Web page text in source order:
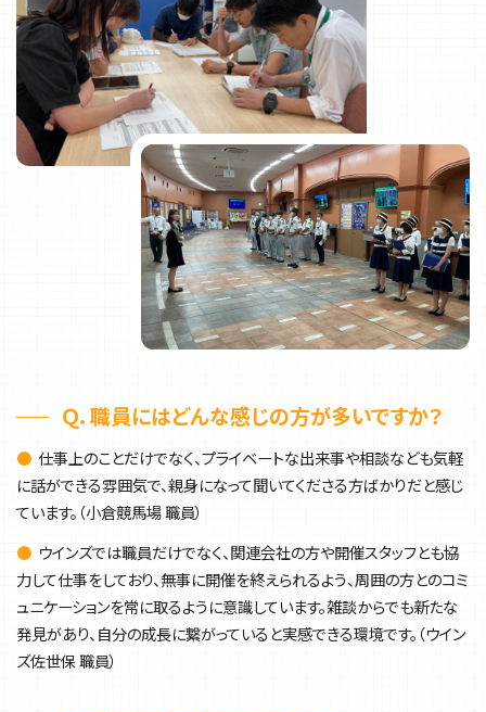
Ｑ．職員にはどんな感じの方が多いですか？
● 仕事上のことだけでなく、プライベートな出来事や相談なども気軽
に話ができる雰囲気で、親身になって聞いてくださる方ばかりだと感じ
ています。（小倉競馬場 職員）
● ウインズでは職員だけでなく、関連会社の方や開催スタッフとも協
力して仕事をしており、無事に開催を終えられるよう、周囲の方とのコミ
ュニケーションを常に取るように意識しています。雑談からでも新たな
発見があり、自分の成長に繋がっていると実感できる環境です。（ウイン
ズ佐世保 職員）